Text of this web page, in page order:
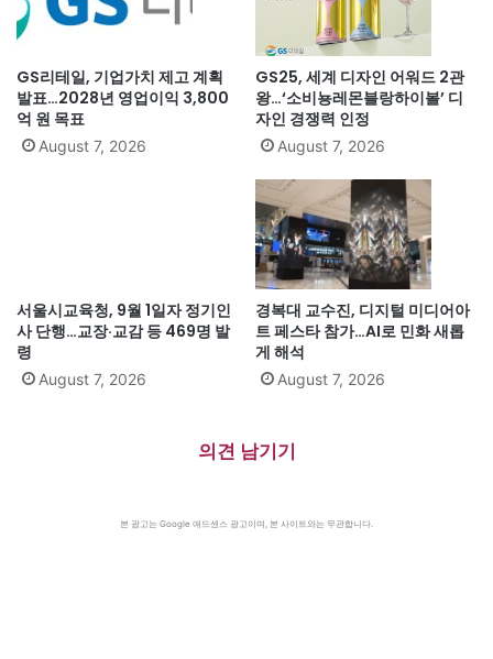
GS리테일, 기업가치 제고 계획
발표…2028년 영업이익 3,800
억 원 목표
August 7, 2026
GS25, 세계 디자인 어워드 2관
왕…‘소비뇽레몬블랑하이볼’ 디
자인 경쟁력 인정
August 7, 2026
서울시교육청, 9월 1일자 정기인
사 단행…교장·교감 등 469명 발
령
August 7, 2026
경복대 교수진, 디지털 미디어아
트 페스타 참가…AI로 민화 새롭
게 해석
August 7, 2026
의견 남기기
본 광고는 Google 애드센스 광고이며, 본 사이트와는 무관합니다.